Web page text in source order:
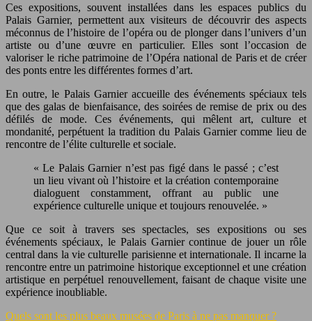
Ces expositions, souvent installées dans les espaces publics du
Palais Garnier, permettent aux visiteurs de découvrir des aspects
méconnus de l’histoire de l’opéra ou de plonger dans l’univers d’un
artiste ou d’une œuvre en particulier. Elles sont l’occasion de
valoriser le riche patrimoine de l’Opéra national de Paris et de créer
des ponts entre les différentes formes d’art.
En outre, le Palais Garnier accueille des événements spéciaux tels
que des galas de bienfaisance, des soirées de remise de prix ou des
défilés de mode. Ces événements, qui mêlent art, culture et
mondanité, perpétuent la tradition du Palais Garnier comme lieu de
rencontre de l’élite culturelle et sociale.
« Le Palais Garnier n’est pas figé dans le passé ; c’est
un lieu vivant où l’histoire et la création contemporaine
dialoguent constamment, offrant au public une
expérience culturelle unique et toujours renouvelée. »
Que ce soit à travers ses spectacles, ses expositions ou ses
événements spéciaux, le Palais Garnier continue de jouer un rôle
central dans la vie culturelle parisienne et internationale. Il incarne la
rencontre entre un patrimoine historique exceptionnel et une création
artistique en perpétuel renouvellement, faisant de chaque visite une
expérience inoubliable.
Quels sont les plus beaux musées de Paris à ne pas manquer ?